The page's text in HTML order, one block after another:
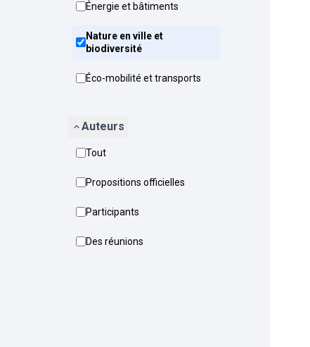
Énergie et bâtiments
Nature en ville et
biodiversité
Éco-mobilité et transports
Auteurs
Tout
Propositions officielles
Participants
Des réunions